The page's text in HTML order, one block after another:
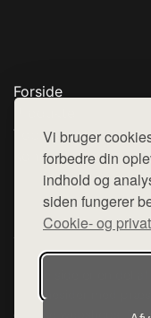
Vi bruger
forbedre din
indhold og
siden fungerer
Cookie- og
Forside
Top Rabatter
Kontakt
Denne side er en del
hjemmesider med
diverse webshops.